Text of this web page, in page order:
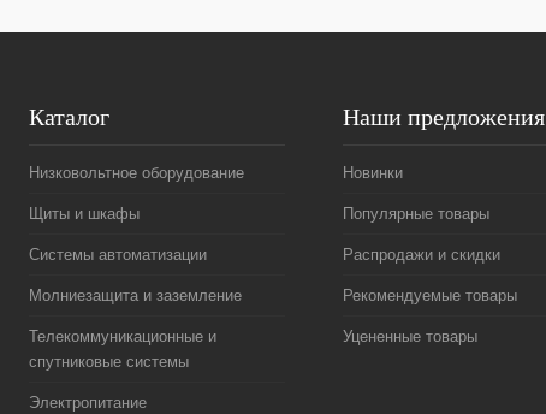
Каталог
Низковольтное оборудование
Щиты и шкафы
Системы автоматизации
Молниезащита и заземление
Телекоммуникационные и
спутниковые системы
Электропитание
Наши предложения
Новинки
Популярные товары
Распродажи и скидки
Рекомендуемые товары
Уцененные товары